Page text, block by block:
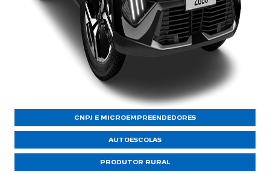
CNPJ E MICROEMPREENDEDORES
AUTOESCOLAS
PRODUTOR RURAL